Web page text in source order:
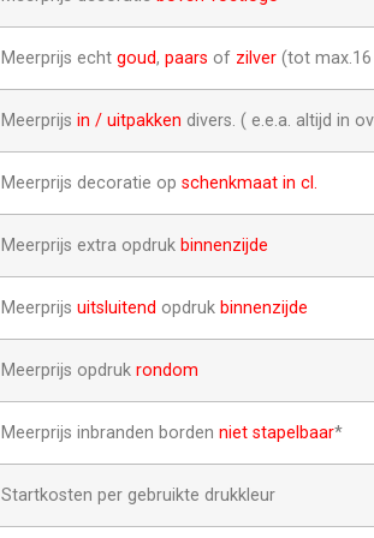
Meerprijs echt goud, paars of zilver (tot
Meerprijs in / uitpakken divers. ( e.e.a. altijd in
Meerprijs decoratie op schenkmaat in cl.
Meerprijs extra opdruk binnenzijde
Meerprijs uitsluitend opdruk binnenzijde
Meerprijs opdruk rondom
Meerprijs inbranden borden niet stapelbaar*
Startkosten per gebruikte drukkleur